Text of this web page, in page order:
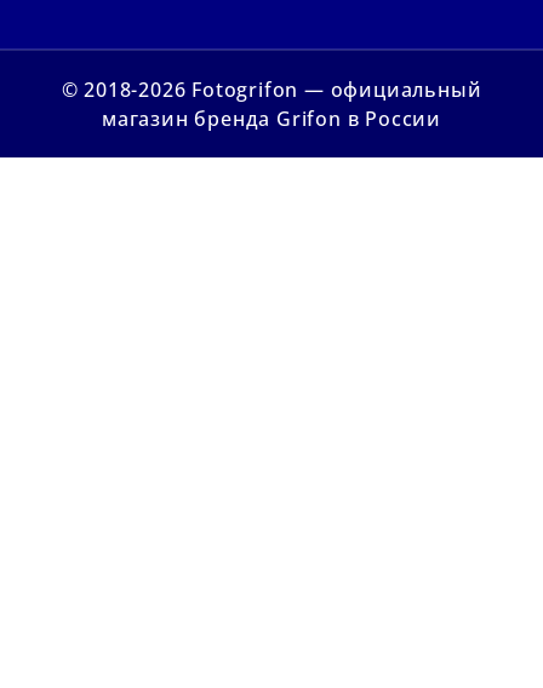
© 2018-2026 Fotogrifon — официальный
магазин бренда Grifon в России